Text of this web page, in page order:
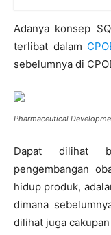
Adanya konsep
terlibat dalam
sebelumnya di
Pharmaceutical
Dapat dilihat
pengembangan
hidup produk,
dimana
dilihat juga